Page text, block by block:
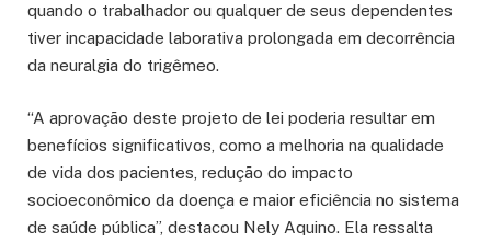
quando o trabalhador ou qualquer de seus dependentes
tiver incapacidade laborativa prolongada em decorrência
da neuralgia do trigêmeo.
“A aprovação deste projeto de lei poderia resultar em
benefícios significativos, como a melhoria na qualidade
de vida dos pacientes, redução do impacto
socioeconômico da doença e maior eficiência no sistema
de saúde pública”, destacou Nely Aquino. Ela ressalta